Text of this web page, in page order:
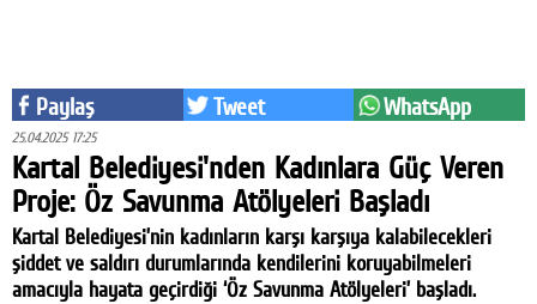
Kültür-sanat
Sağlık
Yazarlar
Künye
Paylaş Tweet WhatsApp
25.04.2025 17:25
Kartal Belediyesi'nden Kadınlara Güç Veren
Proje: Öz Savunma Atölyeleri Başladı
Kartal Belediyesi’nin kadınların karşı karşıya kalabilecekleri
şiddet ve saldırı durumlarında kendilerini koruyabilmeleri
amacıyla hayata geçirdiği ‘Öz Savunma Atölyeleri’ başladı.